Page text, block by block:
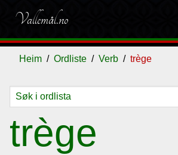
Vallemål.no
Heim Ordliste Verb trège
trège
Ordliste
Om